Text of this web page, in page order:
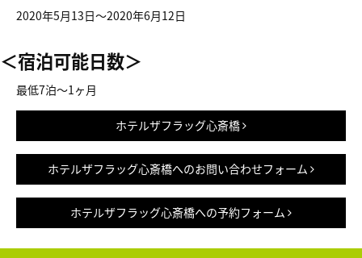
2020年5月13日～2020年6月12日
＜宿泊可能日数＞
最低7泊～1ヶ月
ホテルザフラッグ心斎橋
ホテルザフラッグ心斎橋へのお問い合わせフォーム
ホテルザフラッグ心斎橋への予約フォーム